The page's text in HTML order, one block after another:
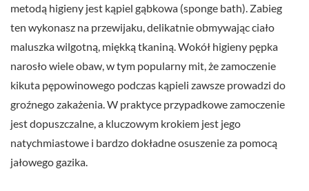
metodą higieny jest kąpiel gąbkowa (sponge bath). Zabieg
ten wykonasz na przewijaku, delikatnie obmywając ciało
maluszka wilgotną, miękką tkaniną. Wokół higieny pępka
narosło wiele obaw, w tym popularny mit, że zamoczenie
kikuta pępowinowego podczas kąpieli zawsze prowadzi do
groźnego zakażenia. W praktyce przypadkowe zamoczenie
jest dopuszczalne, a kluczowym krokiem jest jego
natychmiastowe i bardzo dokładne osuszenie za pomocą
jałowego gazika.